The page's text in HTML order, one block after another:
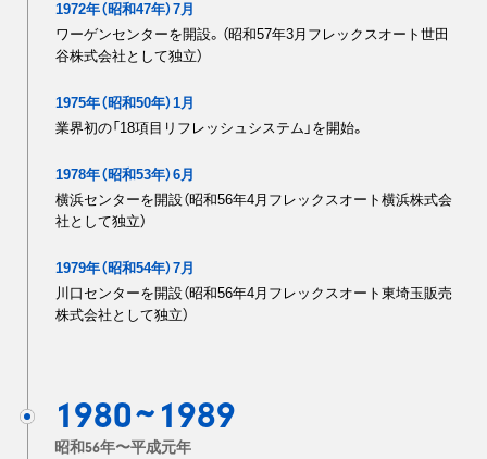
1972年（昭和47年）7月
ワーゲンセンターを開設。（昭和57年3月フレックスオート世田
谷株式会社として独立）
1975年（昭和50年）1月
業界初の「18項目リフレッシュシステム」を開始。
1978年（昭和53年）6月
横浜センターを開設（昭和56年4月フレックスオート横浜株式会
社として独立）
1979年（昭和54年）7月
川口センターを開設（昭和56年4月フレックスオート東埼玉販売
株式会社として独立）
1980~1989
昭和56年〜平成元年